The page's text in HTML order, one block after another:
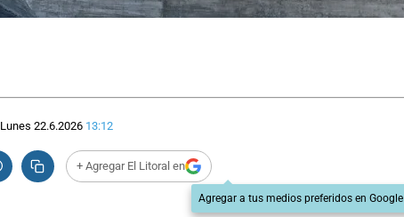
Lunes 22.6.2026 13:12
+ Agregar El Litoral en
Agregar a tus medios preferidos en Google